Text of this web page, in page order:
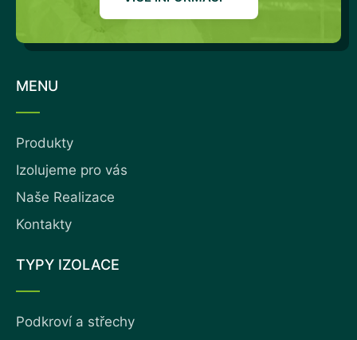
MENU
Produkty
Izolujeme pro vás
Naše Realizace
Kontakty
TYPY IZOLACE
Podkroví a střechy